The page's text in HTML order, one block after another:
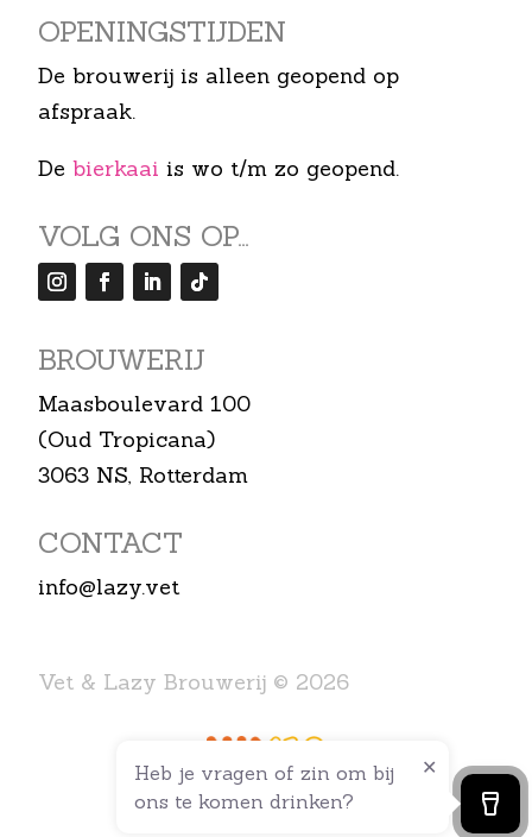
OPENINGS­TIJDEN
De brouwerij is alleen geopend op
afspraak.
Debierkaai is wo t/m zo geopend.
VOLG ONS OP…
BROUWERIJ
Maasboulevard 100
(Oud Tropicana)
3063 NS, Rotterdam
CONTACT
info@lazy.vet
Vet & Lazy Brouwerij © 2026
Heb je vragen of zin om bij
ons te komen drinken?